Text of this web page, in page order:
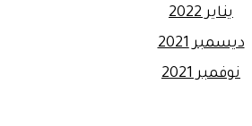
يناير 2022
ديسمبر 2021
نوفمبر 2021